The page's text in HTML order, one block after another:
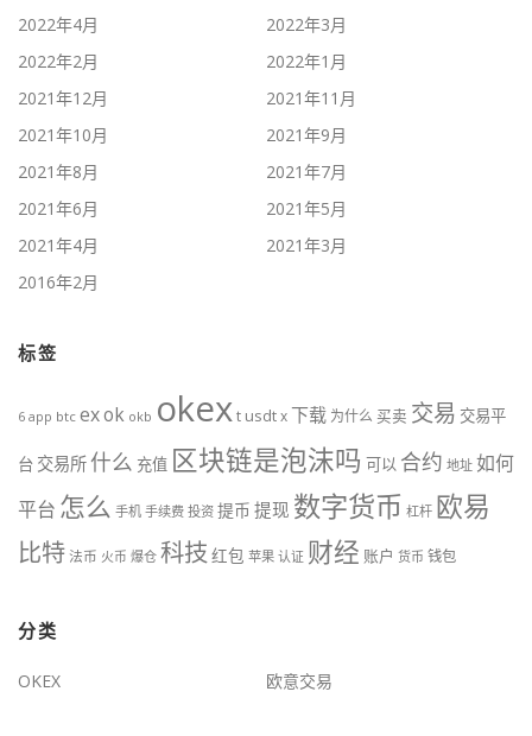
2022年4月
2022年3月
2022年2月
2022年1月
2021年12月
2021年11月
2021年10月
2021年9月
2021年8月
2021年7月
2021年6月
2021年5月
2021年4月
2021年3月
2016年2月
标签
6 app btc exok okb okext usdtx下载 为什么 买卖 交易 交易平
台 交易所 什么 充值 区块链是泡沫吗 可以 合约 地址 如何
平台 怎么 手机 手续费 投资 提币 提现 数字货币 杠杆 欧易
比特法币 火币 爆仓 科技 红包 苹果 认证 财经 账户 货币 钱包
分类
OKEX 欧意交易